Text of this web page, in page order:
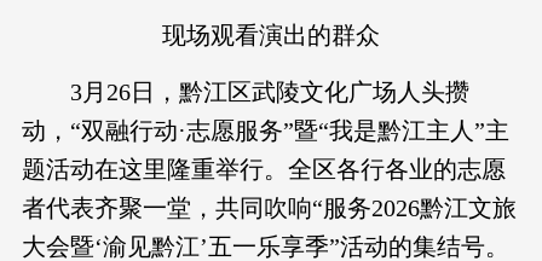
现场观看演出的群众
3月26日，黔江区武陵文化广场人头攒
动，“双融行动·志愿服务”暨“我是黔江主人”主
题活动在这里隆重举行。全区各行各业的志愿
者代表齐聚一堂，共同吹响“服务2026黔江文旅
大会暨‘渝见黔江’五一乐享季”活动的集结号。